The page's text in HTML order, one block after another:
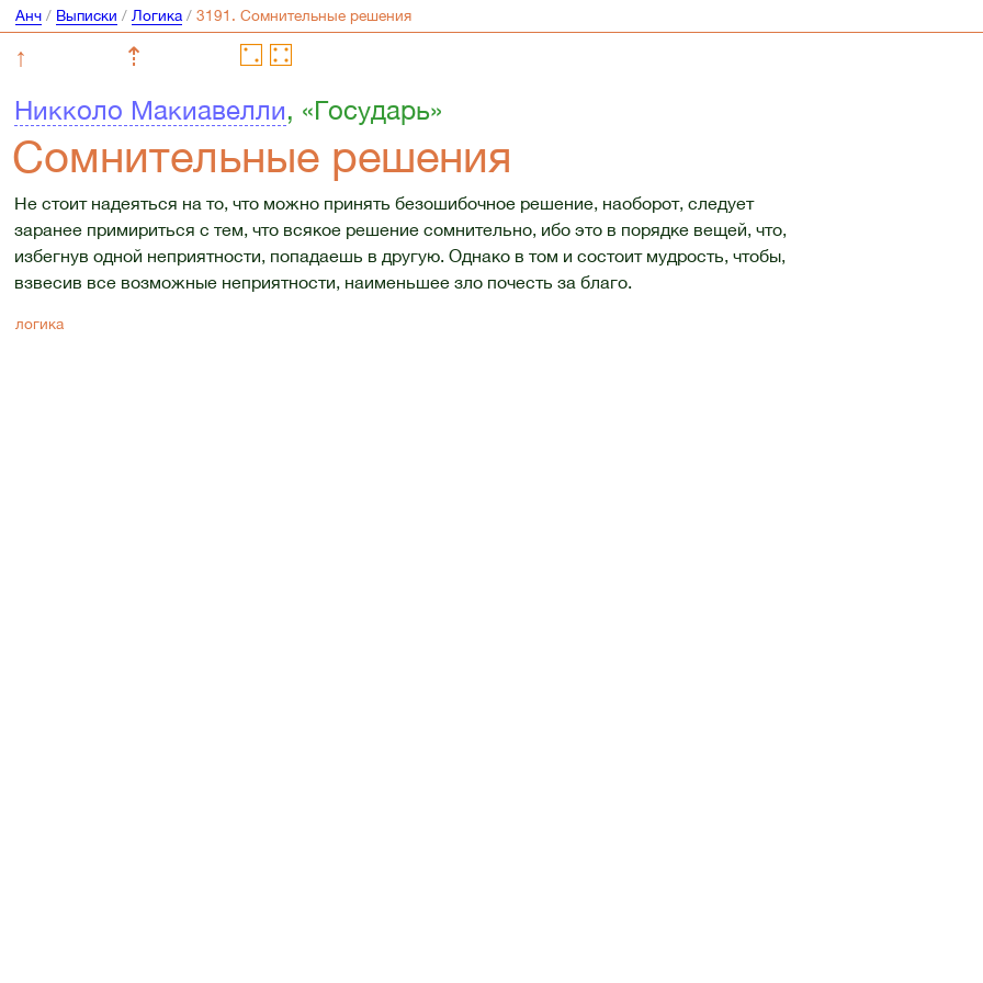
Анч/ Выписки /Логика/
↑
⇡
Никколо Макиавелли, «Государь»
Сомнительные решения
Не стоит надеяться на то, что можно принять безошибочное решение, наоборот, следует
заранее примириться с тем, что всякое решение сомнительно, ибо это в порядке вещей, что,
избегнув одной неприятности, попадаешь в другую. Однако в том и состоит мудрость, чтобы,
взвесив все возможные неприятности, наименьшее зло почесть за благо.
логика